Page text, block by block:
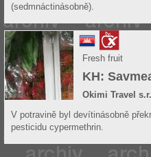
(sedmnáctinásobně).
Fresh fruit
KH:
Okimi Travel
V potravině byl devítinásobně
pesticidu cypermethrin.